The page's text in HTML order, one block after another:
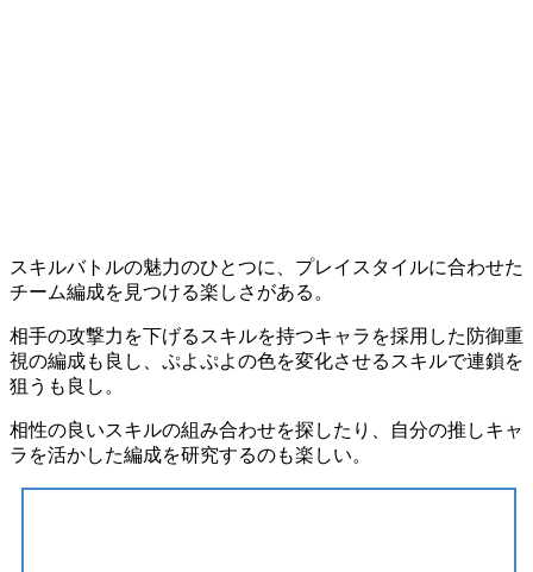
スキルバトルの魅力のひとつに、 プレイスタイルに合わせた
チーム編成を見つける楽しさ がある。
相手の攻撃力を下げるスキルを持つキャラを採用した防御重
視の編成も良し、 ぷよぷよの色を変化させるスキルで連鎖を
狙うも良し。
相性の良いスキルの組み合わせを探したり、自分の推しキャ
ラを活かした編成を研究するのも楽しい。